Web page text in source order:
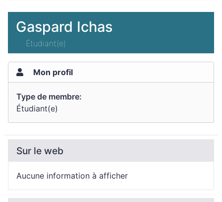
Gaspard Ichas
Étudiant(e)
Mon profil
Type de membre:
Étudiant(e)
Sur le web
Aucune information à afficher